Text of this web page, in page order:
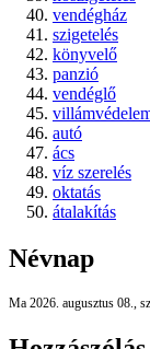
vendégház
szigetelés
könyvelő
panzió
vendéglő
autó
ács
víz szerelés
oktatás
átalakítás
Névnap
Ma 2026. augusztus 08.,